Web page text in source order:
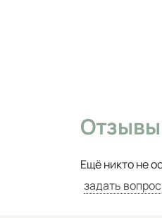
Отзывы
Ещё никто не
задать вопрос